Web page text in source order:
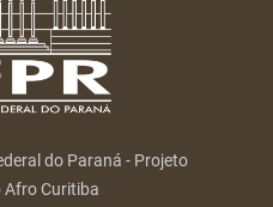
do Paraná - Projeto
Afro Curitiba